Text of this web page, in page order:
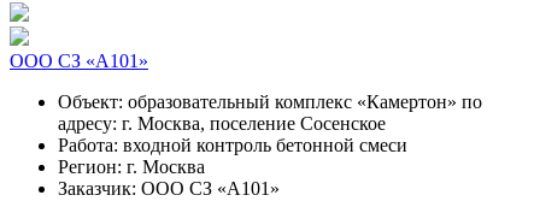
ООО СЗ «А101»
Объект: образовательный комплекс «Камертон» по
адресу: г. Москва, поселение Сосенское
Работа: входной контроль бетонной смеси
Регион: г. Москва
Заказчик: ООО СЗ «А101»